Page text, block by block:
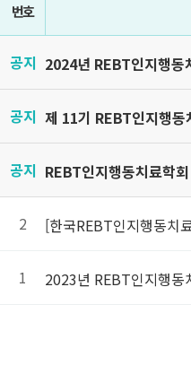
번호
공지 2024년 REBT인지행동
공지 제 11기 REBT인지행
공지 REBT인지행동치료학
2 [한국REBT인지행동치
1 2023년 REBT인지행동